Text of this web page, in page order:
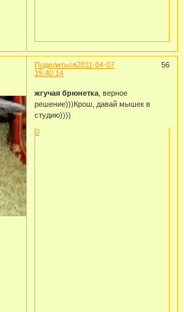
Поделиться 56
2011-04-07
15:40:14
жгучая брюнетка, верное
решение)))Крош, давай мышек в
студию))))
0